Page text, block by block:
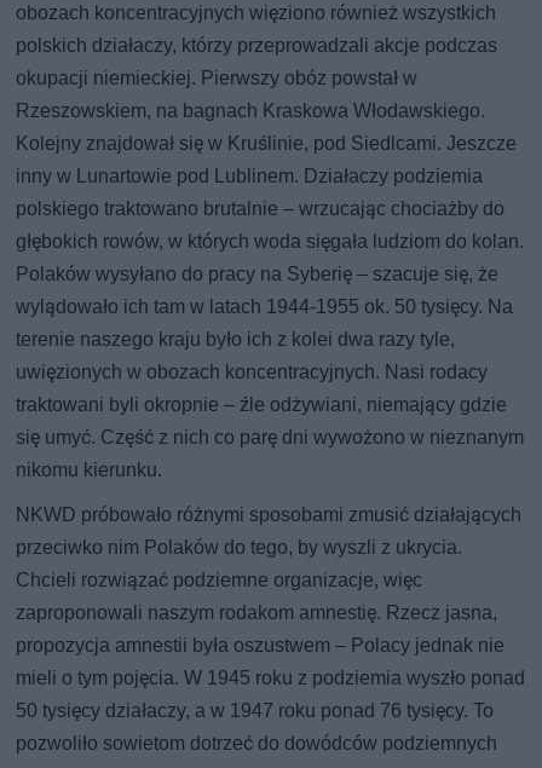
obozach koncentracyjnych więziono również wszystkich
polskich działaczy, którzy przeprowadzali akcje podczas
okupacji niemieckiej. Pierwszy obóz powstał w
Rzeszowskiem, na bagnach Kraskowa Włodawskiego.
Kolejny znajdował się w Kruślinie, pod Siedlcami. Jeszcze
inny w Lunartowie pod Lublinem. Działaczy podziemia
polskiego traktowano brutalnie – wrzucając chociażby do
głębokich rowów, w których woda sięgała ludziom do kolan.
Polaków wysyłano do pracy na Syberię – szacuje się, że
wylądowało ich tam w latach 1944-1955 ok. 50 tysięcy. Na
terenie naszego kraju było ich z kolei dwa razy tyle,
uwięzionych w obozach koncentracyjnych. Nasi rodacy
traktowani byli okropnie – źle odżywiani, niemający gdzie
się umyć. Część z nich co parę dni wywożono w nieznanym
nikomu kierunku.
NKWD próbowało różnymi sposobami zmusić działających
przeciwko nim Polaków do tego, by wyszli z ukrycia.
Chcieli rozwiązać podziemne organizacje, więc
zaproponowali naszym rodakom amnestię. Rzecz jasna,
propozycja amnestii była oszustwem – Polacy jednak nie
mieli o tym pojęcia. W 1945 roku z podziemia wyszło ponad
50 tysięcy działaczy, a w 1947 roku ponad 76 tysięcy. To
pozwoliło sowietom dotrzeć do dowódców podziemnych